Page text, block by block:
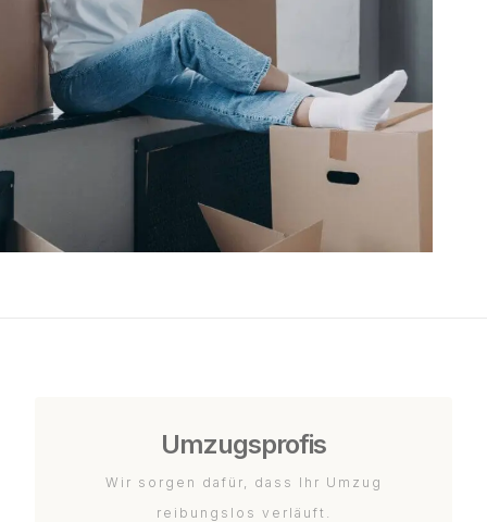
Umzugsprofis
Wir sorgen dafür, dass Ihr Umzug
reibungslos verläuft.